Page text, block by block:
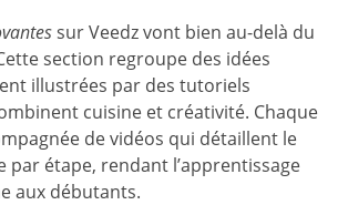
sur Veedz vont bien au-delà du
section regroupe des idées
illustrées par des tutoriels
cuisine et créativité. Chaque
de vidéos qui détaillent le
par étape, rendant l’apprentissage
aux débutants.